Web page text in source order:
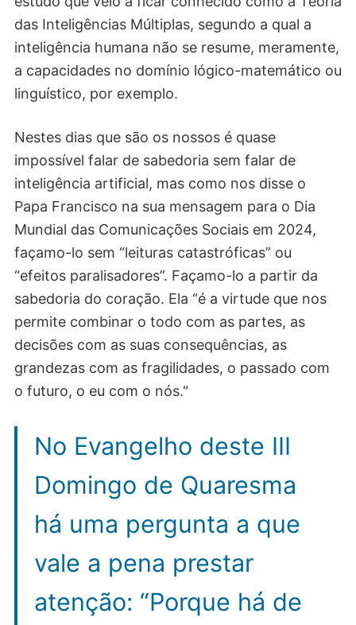
das Inteligências Múltiplas, segundo a qual a
inteligência humana não se resume, meramente,
a capacidades no domínio lógico-matemático ou
linguístico, por exemplo.
Nestes dias que são os nossos é quase
impossível falar de sabedoria sem falar de
inteligência artificial, mas como nos disse o
Papa Francisco na sua mensagem para o Dia
Mundial das Comunicações Sociais em 2024,
façamo-lo sem “leituras catastróficas” ou
“efeitos paralisadores”. Façamo-lo a partir da
sabedoria do coração. Ela “é a virtude que nos
permite combinar o todo com as partes, as
decisões com as suas consequências, as
grandezas com as fragilidades, o passado com
o futuro, o eu com o nós."
No Evangelho deste III
Domingo de Quaresma
há uma pergunta a que
vale a pena prestar
atenção: “Porque há de